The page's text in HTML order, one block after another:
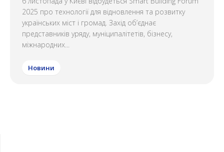
2025 про технології для відновлення та розвитку
українських міст і громад. Захід об’єднає
представників уряду, муніципалітетів, бізнесу,
міжнародних...
Новини